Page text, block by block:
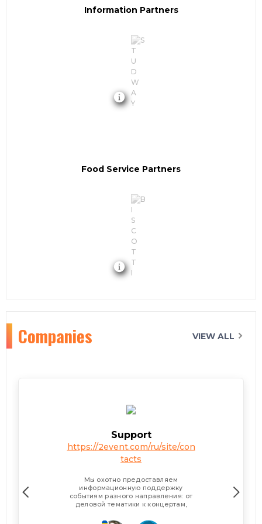
Information Partners
Food Service Partners
Companies VIEW ALL
Support
https://2event.com/ru/site/con
tacts
Мы охотно предоставляем
информационную поддержку
событиям разного направления: от
деловой тематики к концертам,
вечеринок. В рамках